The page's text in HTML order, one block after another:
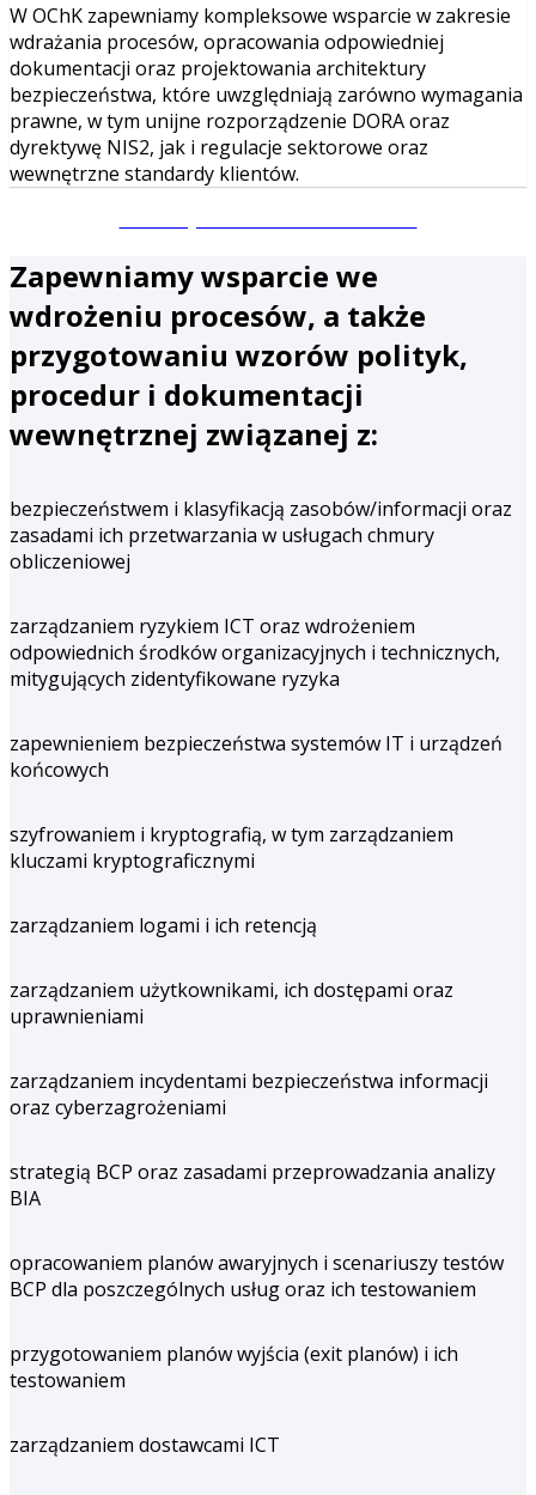
W OChK zapewniamy kompleksowe wsparcie w zakresie
wdrażania procesów, opracowania odpowiedniej
dokumentacji oraz projektowania architektury
bezpieczeństwa, które uwzględniają zarówno wymagania
prawne, w tym unijne rozporządzenie DORA oraz
dyrektywę NIS2, jak i regulacje sektorowe oraz
wewnętrzne standardy klientów.
Zapewniamy wsparcie we
wdrożeniu procesów, a także
przygotowaniu wzorów polityk,
procedur i dokumentacji
wewnętrznej związanej z:
bezpieczeństwem i klasyfikacją zasobów/informacji oraz
zasadami ich przetwarzania w usługach chmury
obliczeniowej
zarządzaniem ryzykiem ICT oraz wdrożeniem
odpowiednich środków organizacyjnych i technicznych,
mitygujących zidentyfikowane ryzyka
zapewnieniem bezpieczeństwa systemów IT i urządzeń
końcowych
szyfrowaniem i kryptografią, w tym zarządzaniem
kluczami kryptograficznymi
zarządzaniem logami i ich retencją
zarządzaniem użytkownikami, ich dostępami oraz
uprawnieniami
zarządzaniem incydentami bezpieczeństwa informacji
oraz cyberzagrożeniami
strategią BCP oraz zasadami przeprowadzania analizy
BIA
opracowaniem planów awaryjnych i scenariuszy testów
BCP dla poszczególnych usług oraz ich testowaniem
przygotowaniem planów wyjścia (exit planów) i ich
testowaniem
zarządzaniem dostawcami ICT